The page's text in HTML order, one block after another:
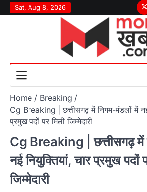
Skip
to
Sat, Aug 8, 2026
Home
Breaking
Cg Breaking | छत्तीसगढ़ में निगम-मंडलों में नई
प्रमुख पदों पर मिली जिम्मेदारी
Cg Breaking | छत्तीसगढ़ में
नई नियुक्तियां, चार प्रमुख पदों
जिम्मेदारी